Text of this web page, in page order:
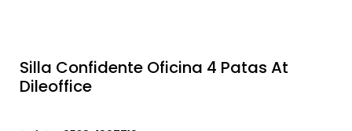
Silla Confidente Oficina 4 Patas At
Dileoffice